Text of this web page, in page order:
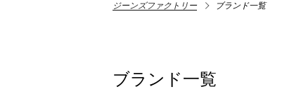
ジーンズファクトリー ブランド一覧
ブランド一覧